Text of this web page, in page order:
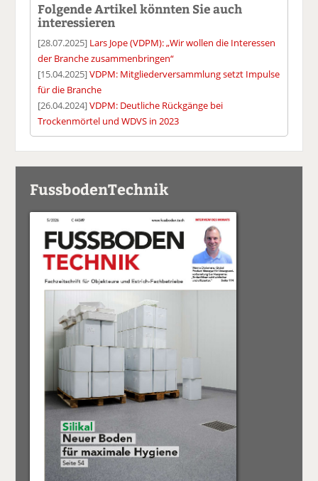
Folgende Artikel könnten Sie auch
interessieren
[28.07.2025] Lars Jope (VDPM): „Wir wollen die Interessen
der Branche zusammenbringen“
[15.04.2025]VDPM: Mitgliederversammlung setzt Impulse
für die Branche
[26.04.2024]VDPM: Deutliche Rückgänge bei
Trockenmörtel und WDVS in 2023
FussbodenTechnik